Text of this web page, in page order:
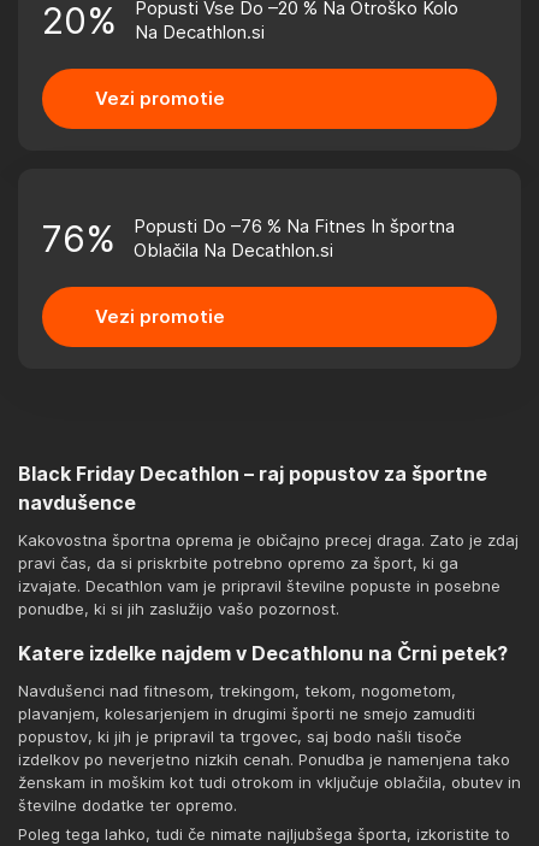
20%
Popusti Vse Do –20 % Na Otroško Kolo
Na Decathlon.si
Vezi promotie
76%
Popusti Do –76 % Na Fitnes In športna
Oblačila Na Decathlon.si
Vezi promotie
Black Friday Decathlon – raj popustov za športne
navdušence
Kakovostna športna oprema je običajno precej draga. Zato je zdaj
pravi čas, da si priskrbite potrebno opremo za šport, ki ga
izvajate. Decathlon vam je pripravil številne popuste in posebne
ponudbe, ki si jih zaslužijo vašo pozornost.
Katere izdelke najdem v Decathlonu na Črni petek?
Navdušenci nad fitnesom, trekingom, tekom, nogometom,
plavanjem, kolesarjenjem in drugimi športi ne smejo zamuditi
popustov, ki jih je pripravil ta trgovec, saj bodo našli tisoče
izdelkov po neverjetno nizkih cenah. Ponudba je namenjena tako
ženskam in moškim kot tudi otrokom in vključuje oblačila, obutev in
številne dodatke ter opremo.
Poleg tega lahko, tudi če nimate najljubšega športa, izkoristite to